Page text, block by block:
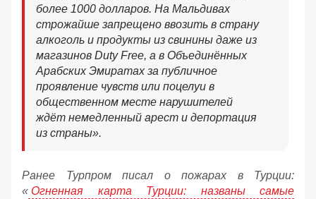
более 1000 долларов. На Мальдивах
строжайше запрещено ввозить в страну
алкоголь и продукты из свинины даже из
магазинов Duty Free, а в Объединённых
Арабских Эмиратах за публичное
проявление чувств или поцелуи в
общественном месте нарушителей
ждёт немедленный арест и депортация
из страны».
Ранее Турпром писал о пожарах в Турции:
« Огненная карта Турции: названы самые